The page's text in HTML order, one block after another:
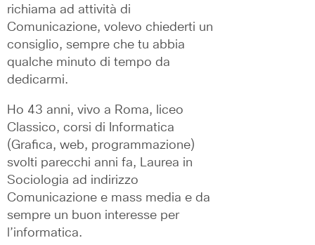
richiama ad attività di
Comunicazione, volevo chiederti un
consiglio, sempre che tu abbia
qualche minuto di tempo da
dedicarmi.
Ho 43 anni, vivo a Roma, liceo
Classico, corsi di Informatica
(Grafica, web, programmazione)
svolti parecchi anni fa, Laurea in
Sociologia ad indirizzo
Comunicazione e mass media e da
sempre un buon interesse per
l’informatica.